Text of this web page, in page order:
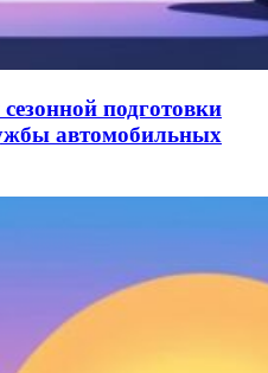
подготовки
автомобильных